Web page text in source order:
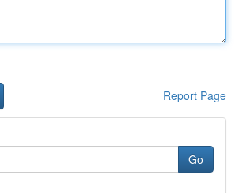
Report Page
Go